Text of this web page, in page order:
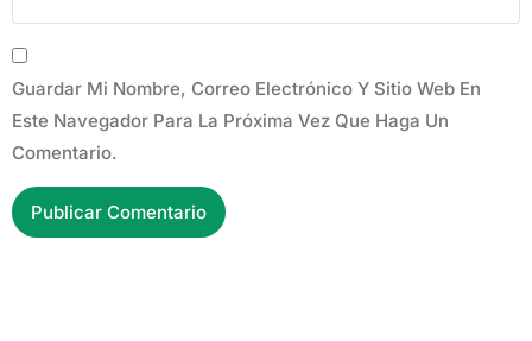
Guardar Mi Nombre, Correo Electrónico Y Sitio Web En
Este Navegador Para La Próxima Vez Que Haga Un
Comentario.